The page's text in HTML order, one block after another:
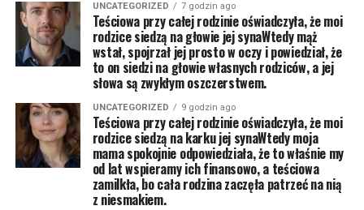
UNCATEGORIZED 7 godzin ago
Teściowa przy całej rodzinie oświadczyła, że moi
rodzice siedzą na głowie jej synaWtedy mąż
wstał, spojrzał jej prosto w oczy i powiedział, że
to on siedzi na głowie własnych rodziców, a jej
słowa są zwykłym oszczerstwem.
UNCATEGORIZED 9 godzin ago
Teściowa przy całej rodzinie oświadczyła, że moi
rodzice siedzą na karku jej synaWtedy moja
mama spokojnie odpowiedziała, że to właśnie my
od lat wspieramy ich finansowo, a teściowa
zamilkła, bo cała rodzina zaczęła patrzeć na nią
z niesmakiem.